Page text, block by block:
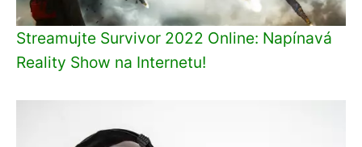
Streamujte Survivor 2022 Online: Napínavá
Reality Show na Internetu!